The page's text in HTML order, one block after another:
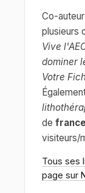
Co-
plusieurs
Vive
dominer
Votre
de
visiteurs/
Tous ses
page sur